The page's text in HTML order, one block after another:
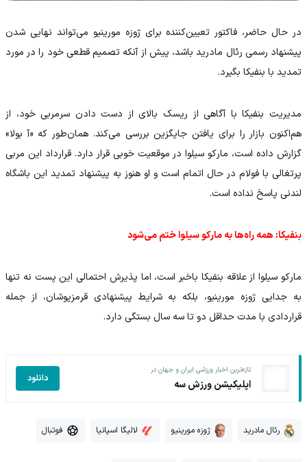
در حال حاضر، فاکتور تعیین‌کننده برای ژوزه مورینیو می‌تواند نهایی شدن
پیشنهاد رسمی رئال مادرید باشد، پیش از آنکه تصمیم قطعی خود را در مورد
تمدید با بنفیکا بگیرد.
مدیریت بنفیکا با آگاهی از ریسک بالای از دست دادن سرمربی خود، از
هم‌اکنون بازار را برای یافتن جایگزین بررسی می‌کند. همان‌طور که «آ بولا»
گزارش داده است، مارکو سیلوا در موقعیت خوبی قرار دارد. قرارداد این مربی
پرتغالی با فولام در حال اتمام است و او هنوز به پیشنهاد تمدید این باشگاه
لندنی پاسخ نداده است.
بنفیکا: همه راه‌ها به مارکو سیلوا ختم می‌شود
مارکو سیلوا از علاقه بنفیکا باخبر است، اما پذیرش احتمالی این پست نه تنها
به جدایی ژوزه مورینیو، بلکه به شرایط پیشنهادی قرمزپوشان، از جمله
قراردادی با مدت حداقل دو تا سه سال بستگی دارد.
تازه‌ترین اخبار ورزشی ایران و جهان در
اپلیکیشن ورزش سه دانلود
رئال مادرید ژوزه مورینیو لالیگا اسپانیا فوتبال